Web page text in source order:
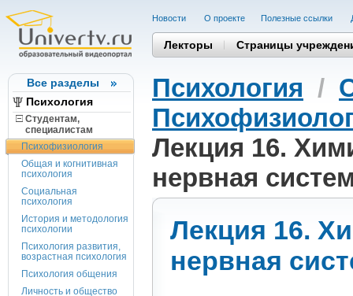
Все разделы
Психология
Студентам,
cпециалистам
Психофизиология
Общая и когнитивная
психология
Социальная
психология
История и методология
психологии
Психология развития,
возрастная психология
Психология общения
Личность и общество
Новости О проекте Полезные cсылки
Лекторы Страницы
Психология /
Лекция 16.
нервная
Лекция 16.
нервная